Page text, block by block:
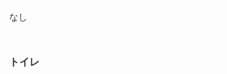
なし
トイレ